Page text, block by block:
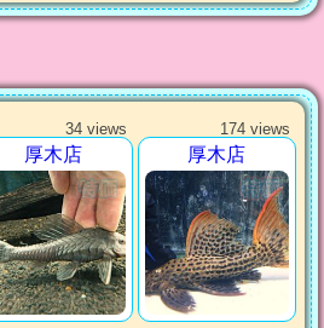
34 views
厚木店
174 views
厚木店